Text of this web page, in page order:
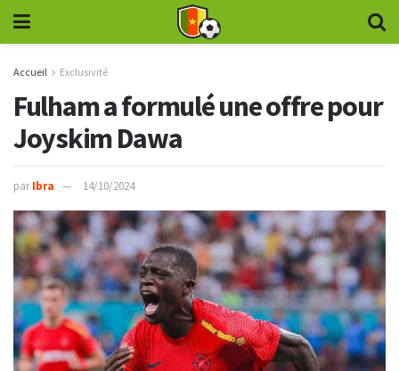
Accueil Exclusivité
Fulham a formulé une offre pour
Joyskim Dawa
par Ibra 14/10/2024